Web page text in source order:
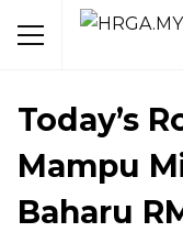
Today’s
Mampu
Baharu